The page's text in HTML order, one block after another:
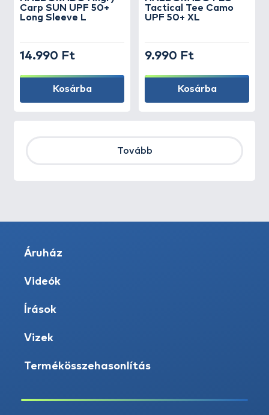
Carp SUN UPF 50+
Long Sleeve L
14.990 Ft
Kosárba
Tactical Tee Camo
UPF 50+ XL
9.990 Ft
Kosárba
Tovább
Áruház
Videók
Írások
Vizek
Termékösszehasonlítás